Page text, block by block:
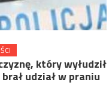
który wyłudził
udział w praniu